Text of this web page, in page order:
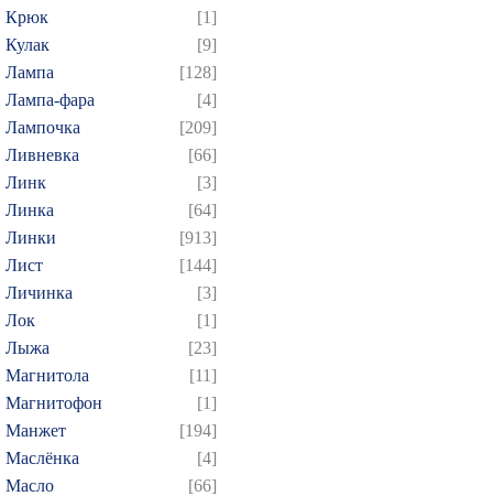
Крюк
[1]
Кулак
[9]
Лампа
[128]
Лампа-фара
[4]
Лампочка
[209]
Ливневка
[66]
Линк
[3]
Линка
[64]
Линки
[913]
Лист
[144]
Личинка
[3]
Лок
[1]
Лыжа
[23]
Магнитола
[11]
Магнитофон
[1]
Манжет
[194]
Маслёнка
[4]
Масло
[66]